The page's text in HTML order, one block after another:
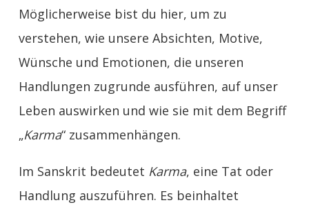
Möglicherweise bist du hier, um zu
verstehen, wie unsere Absichten, Motive,
Wünsche und Emotionen, die unseren
Handlungen zugrunde ausführen, auf unser
Leben auswirken und wie sie mit dem Begriff
„Karma“ zusammenhängen.
Im Sanskrit bedeutet Karma, eine Tat oder
Handlung auszuführen. Es beinhaltet